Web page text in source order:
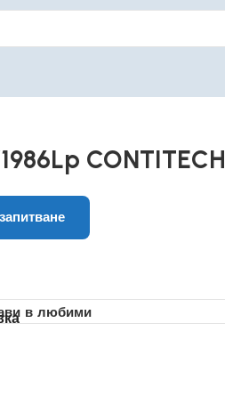
CONTITECH
в любими